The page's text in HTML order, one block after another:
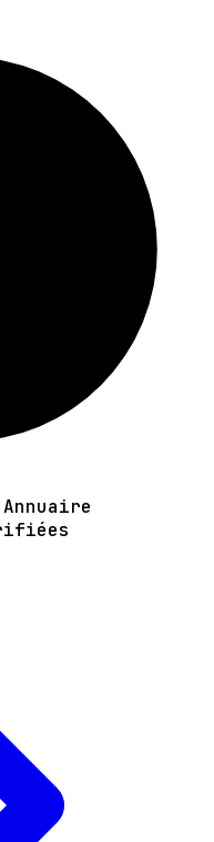
Annuaire